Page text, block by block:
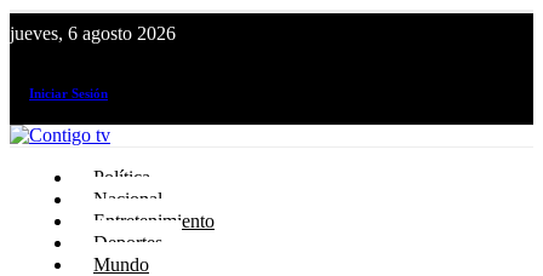
jueves, 6 agosto 2026
Iniciar Sesión
Política
Nacional
Entretenimiento
Deportes
Mundo